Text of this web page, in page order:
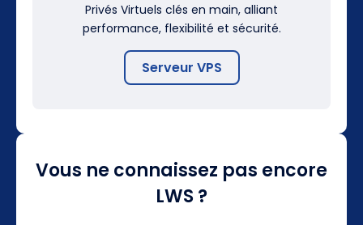
Privés Virtuels clés en main, alliant
performance, flexibilité et sécurité.
Serveur VPS
Vous ne connaissez pas encore
LWS ?